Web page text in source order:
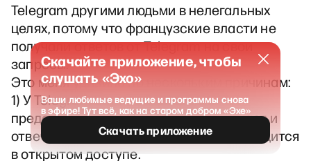
Telegram другими людьми в нелегальных
целях, потому что французские власти не
получали ответов от Telegram на свои
запросы.
Это меня удивило по нескольким причинам:
1) У Telegram есть официальный
представитель в ЕС, который принимает и
отвечает запросы от ЕС. Его почта находится
в открытом доступе.
Скачайте приложение, чтобы
слушать «Эхо»
Ваши любимые ведущие и программы снова
в эфире! Тут всё, как на старом добром «Эхе»
Скачать приложение